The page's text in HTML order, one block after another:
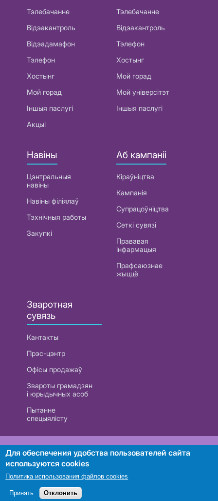
Тэлебачанне
Відэакантроль
Відэадамафон
Тэлефон
Хостынг
Мой горад
Іншыя паслугі
Акцыі
Тэлебачанне
Відэакантроль
Тэлефон
Хостынг
Мой горад
Мой універсітэт
Іншыя паслугі
Навіны
Цэнтральныя
навіны
Навіны філіялаў
Тэхнічныя работы
Закупкі
Аб кампаніі
Кіраўніцтва
Кампанія
Супрацоўніцтва
Сеткі сувязі
Прававая
інфармацыя
Прафсаюзнае
жыццё
Зваротная
сувязь
Кантакты
Прэс-цэнтр
Офісы продажаў
Звароты грамадзян
і юрыдычных асоб
Пытанне
спецыялісту
РУП «Белтэлекам». УНП 101007741
Пошук
Для обеспечения удобства пользователей сайта
используются cookies
Политика использования файлов cookies
Принять Отклонить